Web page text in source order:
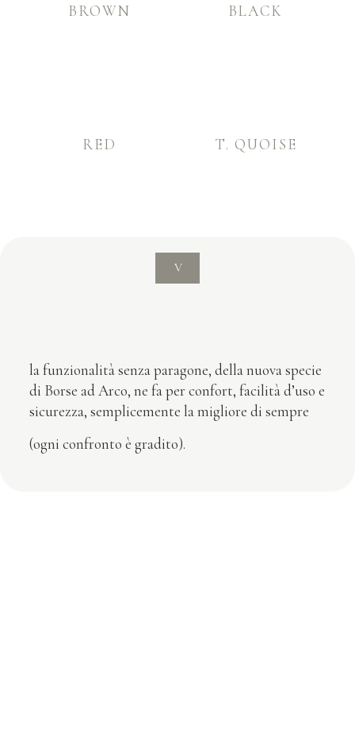
BROWN BLACK
RED T. QUOISE
V
la funzionalità senza paragone, della nuova specie
di Borse ad Arco, ne fa per confort, facilità d’uso e
sicurezza, semplicemente la migliore di sempre
(ogni confronto è gradito).